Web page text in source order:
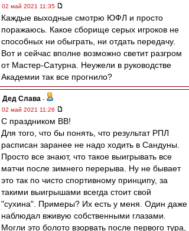
02 май 2021 11:35
Каждые выходные смотрю ЮФЛ и просто
поражаюсь. Какое сборище серых игроков не
способных ни обыграть, ни отдать передачу.
Вот и сейчас вполне возможно светит разгром
от Мастер-Сатурна. Неужели в руководстве
Академии так все прогнило?
Дед Слава -
02 май 2021 11:26
С праздником ВВ!
Для того, что бы понять, что результат РПЛ
расписан заранее не надо ходить в Сандуны.
Просто все знают, что такое выигрывать все
матчи после зимнего перерыва. Ну не бывает
это так по чисто спортивному принципу, за
такими выигрышами всегда стоит свой
"сухина". Примеры? Их есть у меня. Один даже
наблюдал вживую собственными глазами.
Могли это болото взорвать после первого тура,